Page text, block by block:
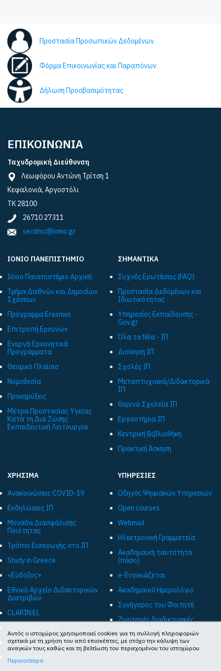
Προστασία Προσωπικών Δεδομένων
Φόρμα Επικοινωνίας και Παραπόνων
Δήλωση Προσβασιμότητας
ΕΠΙΚΟΙΝΩΝΙΑ
Ταχυδρομική Διεύθυνση
Λεωφόρου Αντώνη Τρίτση 1
Κεφαλονιά, Αργοστόλι
ΤΚ 28100
26710 27311
secdmc@ionio.gr
ΙΟΝΙΟ ΠΑΝΕΠΙΣΤΗΜΙΟ
Ιόνιο Πανεπιστήμιο Αρχική
Τμήμα Διεθνών και Δημοσίων
Σχέσεων
Πρόγραμμα Εrasmus
Επιτροπή Ερευνών
Ενεργά Ερευνητικά
Προγράμματα
Θεσμικό Πλαίσιο
Νομοθεσία
Προκηρύξεις
Μέτρα Προστασίας Υγείας
Κατά τη Δια Ζώσης
Εκπαιδευτική Λειτουργία
ΣΗΜΑΝΤΙΚΑ
Συχνές Ερωτήσεις (FAQ)
Προστασία Δεδομένων και
Ιδιωτικότητας
Υπηρεσίες Εκπαίδευσης -
Gov.gr
Όλα τα Νέα - ΙΠ
Διοίκηση ΙΠ
Σχολές ΙΠ
Μεταπτυχιακά/Διδακτορικά
ΙΠ
Θερινά Σχολεία ΙΠ
Εργαστήρια ΙΠ
Κεντρική Βιβλιοθήκη
Πρακτική Άσκηση
ΧΡΗΣΙΜΑ
Ανακοινώσεις COVID-19
Εκδηλώσεις ΙΠ
Μονάδα Διασφάλισης
Ποιότητας
Τρόποι Εισαγωγής στο ΙΠ
Study in Greece
«Εύδοξος»
Εθνικό Αρχείο Διδακτορικών
Διατριβών
CLARIN:EL
Περιφέρεια Ιονίων Νήσων
Εύδοξος ΨΜΕ
ΥΠΗΡΕΣΙΕΣ
Οδηγός Ψηφιακών Υπηρεσιών
Open courses
Webmail
Ηλεκτρονική Γραμματεία
Ακαδημαϊκή ταυτότητα
(πάσο)
e-Ενοικιάζεται
Ακαδημαϊκό Ημερολόγιο
Συνήγορος του Φοιτητή
Ζωντανές διαδικτυακές
Αυτός ο ιστοχώρος χρησιμοποιεί cookies για τη συλλογή πληροφοριών
σχετικά με τη χρήση του από επισκέπτες, με στόχο την κάλυψη των
αναγκών τους καθώς και τη βελτίωση του περιεχομένου του ιστοχώρου.
Περισσότερα